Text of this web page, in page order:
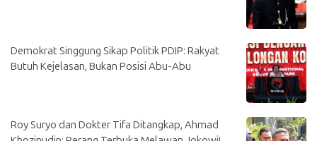
Demokrat Singgung Sikap Politik PDIP: Rakyat
Butuh Kejelasan, Bukan Posisi Abu-Abu
Roy Suryo dan Dokter Tifa Ditangkap, Ahmad